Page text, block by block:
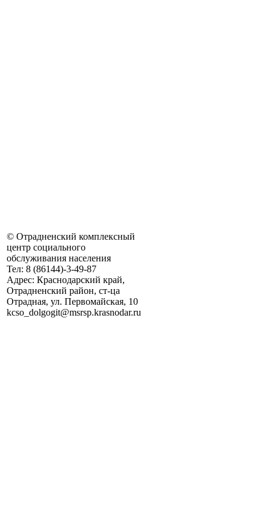
© Отрадненский комплексный
центр социального
обслуживания населения
Тел: 8 (86144)-3-49-87
Адрес: Краснодарский край,
Отрадненский район, ст-ца
Отрадная, ул. Первомайская, 10
kсso_dolgogit@msrsp.krasnodar.ru